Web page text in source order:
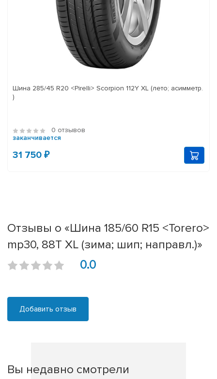
Шина 285/45 R20 <Pirelli> Scorpion 112Y XL (лето; асимметр.
)
0 отзывов
заканчивается
31 750 ₽
Отзывы о «Шина 185/60 R15 <Torero>
mp30, 88T XL (зима; шип; направл.)»
0.0
Добавить отзыв
Вы недавно смотрели